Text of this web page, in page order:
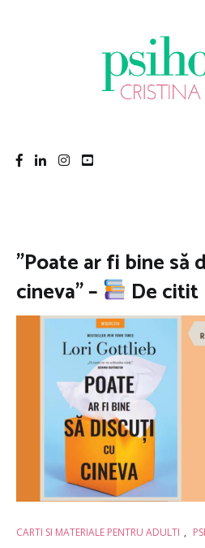
”Poate ar fi bine să
cineva” –
De citit
CARTI SI MATERIALE PENTRU ADULTI ,